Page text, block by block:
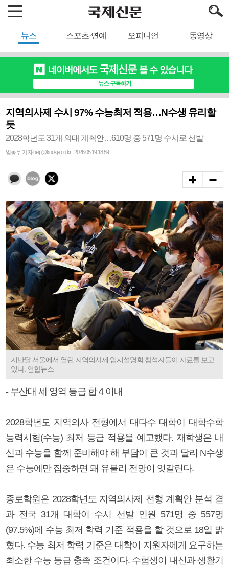
뉴스 스포츠·연예 오피니언 동영상
지역의사제 수시 97% 수능최저 적용…N수생 유리할
듯
2028학년도 31개 의대 계획안…610명 중 571명 수시로 선발
임동우 기자 help@kookje.co.kr | 2026.05.19 18:59
지난달 서울에서 열린 지역의사제 입시설명회 참석자들이 자료를 보고
있다. 연합뉴스
- 부산대 세 영역 등급 합 4 이내
2028학년도 지역의사 전형에서 대다수 대학이 대학수학
능력시험(수능) 최저 등급 적용을 예고했다. 재학생은 내
신과 수능을 함께 준비해야 해 부담이 큰 것과 달리 N수생
은 수능에만 집중하면 돼 유불리 전망이 엇갈린다.
종로학원은 2028학년도 지역의사제 전형 계획안 분석 결
과 전국 31개 대학이 수시 선발 인원 571명 중 557명
(97.5%)에 수능 최저 학력 기준 적용을 할 것으로 18일 밝
혔다. 수능 최저 학력 기준은 대학이 지원자에게 요구하는
최소한 수능 등급 충족 조건이다. 수험생이 내신과 생활기